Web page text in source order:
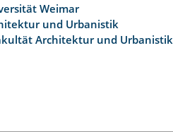
Weimar
und Urbanistik
Architektur und Urbanistik